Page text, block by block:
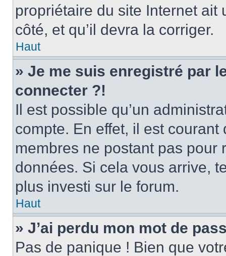
propriétaire du site Internet
côté, et qu’il devra la corriger.
Haut
» Je me suis enregistré par
connecter ?!
Il est possible qu’un
compte. En effet, il est
membres ne postant pas
données. Si cela vous arrive,
plus investi sur le forum.
Haut
» J’ai perdu mon mot de
Pas de panique ! Bien que